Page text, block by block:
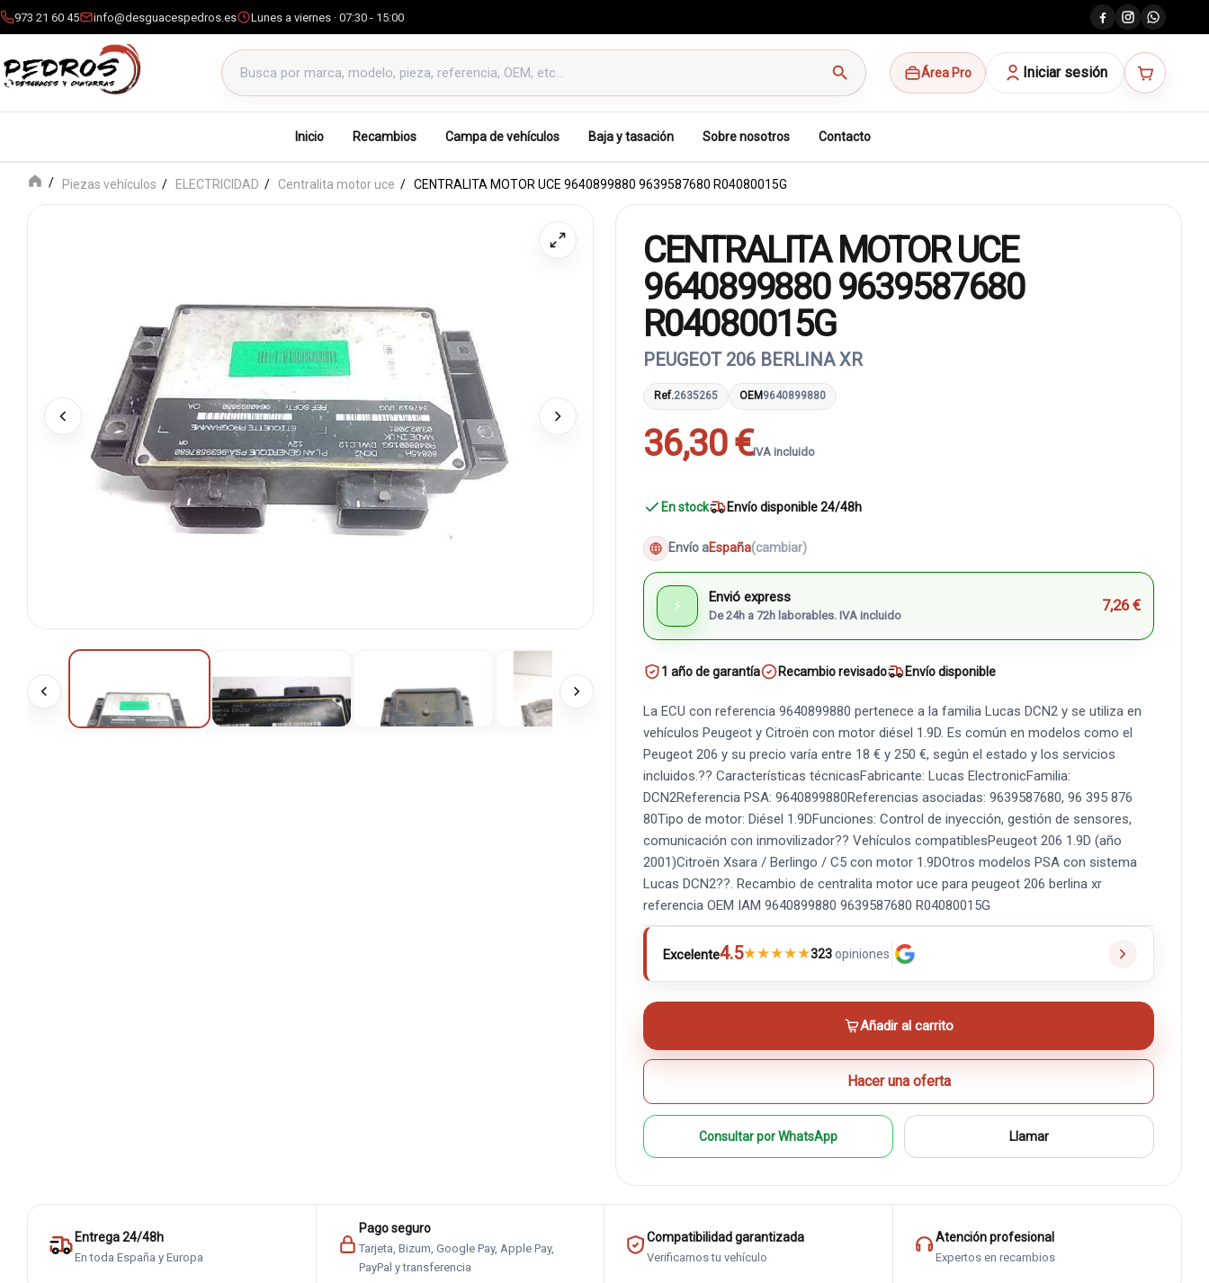
973 21 60 45 info@desguacespedros.es Lunes a viernes · 07:30 - 15:00
Buscar productos
search Área Pro Iniciar sesión
Inicio Recambios Campa de vehículos Baja y tasación Sobre nosotros Contacto
Piezas vehículos ELECTRICIDAD Centralita motor uce CENTRALITA MOTOR UCE 9640899880 9639587680 R04080015G
CENTRALITA MOTOR UCE
9640899880 9639587680
R04080015G
PEUGEOT 206 BERLINA XR
Ref.2635265 OEM 9640899880
36,30 €IVA incluido
En stock Envío disponible 24/48h
Envío aEspaña(cambiar)
⚡ Envió express
De 24h a 72h laborables. IVA incluido
7,26 €
1 año de garantía Recambio revisado Envío disponible
La ECU con referencia 9640899880 pertenece a la familia Lucas DCN2 y se utiliza en
vehículos Peugeot y Citroën con motor diésel 1.9D. Es común en modelos como el
Peugeot 206 y su precio varía entre 18 € y 250 €, según el estado y los servicios
incluidos.?? Características técnicasFabricante: Lucas ElectronicFamilia:
DCN2Referencia PSA: 9640899880Referencias asociadas: 9639587680, 96 395 876
80Tipo de motor: Diésel 1.9DFunciones: Control de inyección, gestión de sensores,
comunicación con inmovilizador?? Vehículos compatiblesPeugeot 206 1.9D (año
2001)Citroën Xsara / Berlingo / C5 con motor 1.9DOtros modelos PSA con sistema
Lucas DCN2??. Recambio de centralita motor uce para peugeot 206 berlina xr
referencia OEM IAM 9640899880 9639587680 R04080015G
Excelente4.5★★★★★323opiniones
Añadir al carrito
Hacer una oferta
Consultar por WhatsApp Llamar
Entrega 24/48h
En toda España y Europa
Pago seguro
Tarjeta, Bizum, Google Pay, Apple Pay,
PayPal y transferencia
Compatibilidad garantizada
Verificamos tu vehículo
Atención profesional
Expertos en recambios